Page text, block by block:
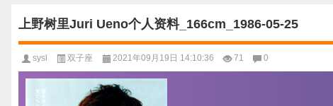
上野树里Juri Ueno个人资料_166cm_1986-05-25
sysl 双子座 2021年09月19日 14:10:36 71 0